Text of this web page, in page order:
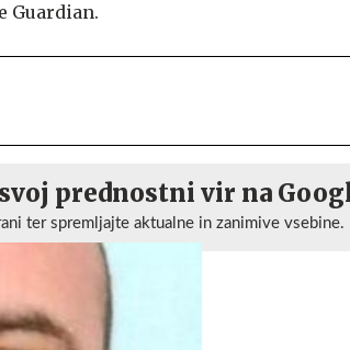
Guardian.
prednostni vir na
ter spremljajte aktualne in zanimive vsebine.